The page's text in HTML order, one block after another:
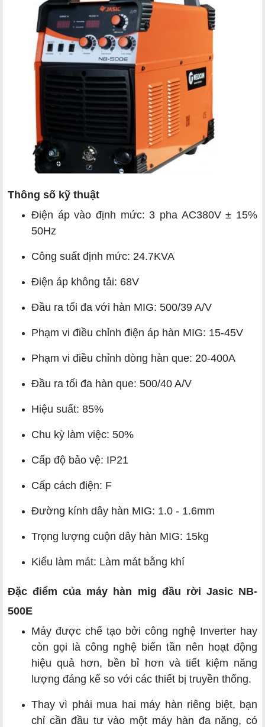
Thông số kỹ thuật
Điện áp vào định mức: 3 pha AC380V ± 15%
50Hz
Công suất định mức: 24.7KVA
Điện áp không tải: 68V
Đầu ra tối đa với hàn MIG: 500/39 A/V
Phạm vi điều chỉnh điện áp hàn MIG: 15-45V
Phạm vi điều chỉnh dòng hàn que: 20-400A
Đầu ra tối đa hàn que: 500/40 A/V
Hiệu suất: 85%
Chu kỳ làm việc: 50%
Cấp độ bảo vệ: IP21
Cấp cách điện: F
Đường kính dây hàn MIG: 1.0 - 1.6mm
Trọng lượng cuộn dây hàn MIG: 15kg
Kiểu làm mát: Làm mát bằng khí
Đặc điểm của máy hàn mig đầu rời Jasic NB-
500E
Máy được chế tạo bởi công nghệ Inverter hay
còn gọi là công nghệ biến tần nên hoạt động
hiệu quả hơn, bền bỉ hơn và tiết kiệm năng
lượng đáng kể so với các thiết bị truyền thống.
Thay vì phải mua hai máy hàn riêng biệt, bạn
chỉ cần đầu tư vào một máy hàn đa năng, có